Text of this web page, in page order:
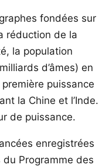
fondées sur
réduction de la
la population
d’âmes) en
puissance
la Chine et l’Inde.
de puissance.
enregistrées
Programme des